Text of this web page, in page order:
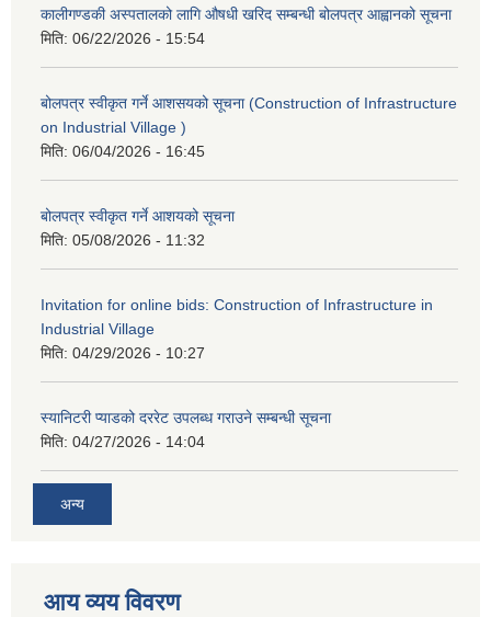
कालीगण्डकी अस्पतालको लागि औषधी खरिद सम्बन्धी बोलपत्र आह्वानको सूचना
मिति: 06/22/2026 - 15:54
बोलपत्र स्वीकृत गर्ने आशसयको सूचना (Construction of Infrastructure
on Industrial Village )
मिति: 06/04/2026 - 16:45
बोलपत्र स्वीकृत गर्ने आशयको सूचना
मिति: 05/08/2026 - 11:32
Invitation for online bids: Construction of Infrastructure in
Industrial Village
मिति: 04/29/2026 - 10:27
स्यानिटरी प्याडको दररेट उपलब्ध गराउने सम्बन्धी सूचना
मिति: 04/27/2026 - 14:04
अन्य
आय व्यय विवरण